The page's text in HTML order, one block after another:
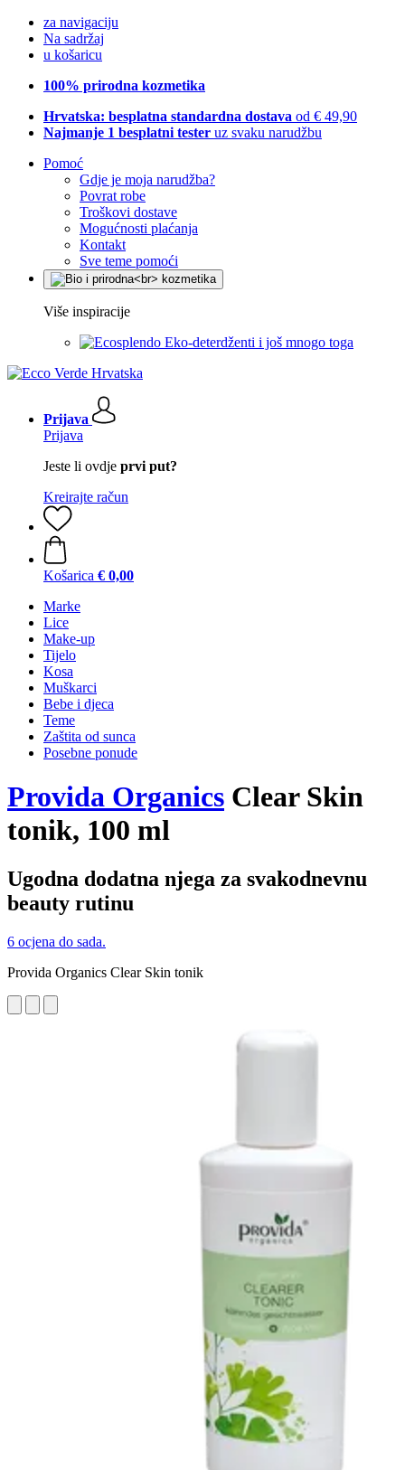
za navigaciju
Na sadržaj
u košaricu
100% prirodna kozmetika
Hrvatska: besplatna standardna dostava od € 49,90
Najmanje 1 besplatni tester uz svaku narudžbu
Pomoć
Gdje je moja narudžba?
Povrat robe
Troškovi dostave
Mogućnosti plaćanja
Kontakt
Sve teme pomoći
Više inspiracije
Eko-deterdženti i još mnogo toga
Prijava
Prijava
Jeste li ovdje prvi put?
Kreirajte račun
Košarica € 0,00
Marke
Lice
Make-up
Tijelo
Kosa
Muškarci
Bebe i djeca
Teme
Zaštita od sunca
Posebne ponude
Provida Organics Clear Skin
tonik, 100 ml
Ugodna dodatna njega za svakodnevnu
beauty rutinu
6 ocjena do sada.
Provida Organics Clear Skin tonik